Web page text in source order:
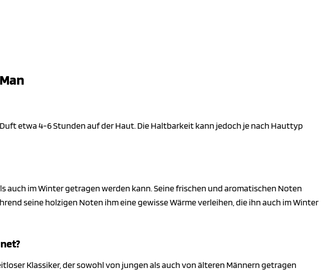
etwa 4-6 Stunden auf der Haut. Die Haltbarkeit kann jedoch je nach Hauttyp
auch im Winter getragen werden kann. Seine frischen und aromatischen Noten
seine holzigen Noten ihm eine gewisse Wärme verleihen, die ihn auch im Winter
Klassiker, der sowohl von jungen als auch von älteren Männern getragen